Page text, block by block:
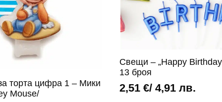
торта цифра 1 – Мики
Mоuse/
Свещи – „Happy
13 броя
2,51 €/ 4,91 лв.